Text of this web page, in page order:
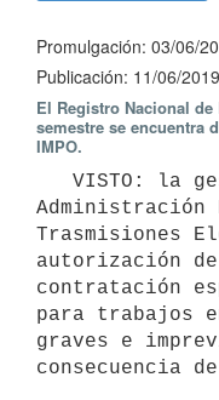
Promulgación: 03/06/
Publicación: 11/06/2019
El Registro Nacional
semestre se encuentra
IMPO.
Administración
Trasmisiones
autorización
contratación
para trabajos
graves e
consecuencia